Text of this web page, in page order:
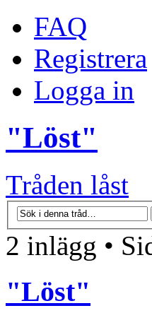
FAQ
Registrera
Logga in
"Löst"
Tråden låst
2 inlägg •
"Löst"